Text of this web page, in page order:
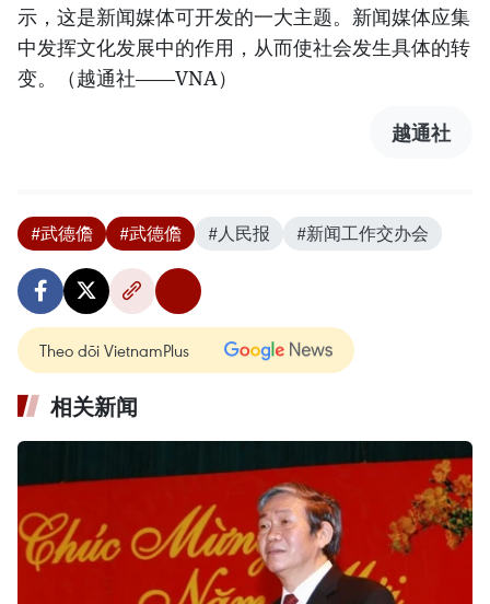
示，这是新闻媒体可开发的一大主题。新闻媒体应集
中发挥文化发展中的作用，从而使社会发生具体的转
变。（越通社——VNA）
越通社
#武德儋 #武德儋 #人民报 #新闻工作交办会
Theo dõi VietnamPlus
相关新闻